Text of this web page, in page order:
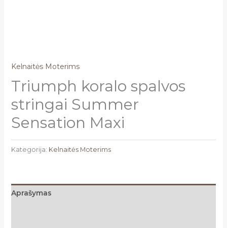
Kelnaitės Moterims
Triumph koralo spalvos
stringai Summer
Sensation Maxi
Kategorija: Kelnaitės Moterims
Aprašymas